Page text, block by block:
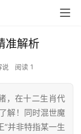
准解析
说 阅读 1
，在十二生肖代
解！同时混世魔
”并非特指某一生